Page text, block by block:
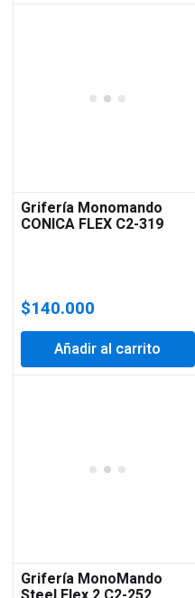
Grifería Monomando
CONICA FLEX C2-319
$140.000
Añadir al carrito
Grifería MonoMando